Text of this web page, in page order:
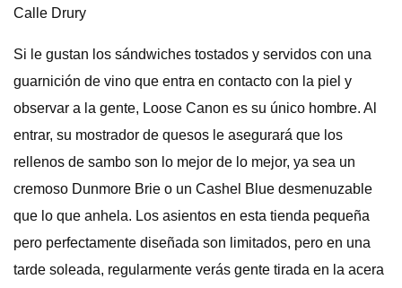
Calle Drury
Si le gustan los sándwiches tostados y servidos con una
guarnición de vino que entra en contacto con la piel y
observar a la gente, Loose Canon es su único hombre. Al
entrar, su mostrador de quesos le asegurará que los
rellenos de sambo son lo mejor de lo mejor, ya sea un
cremoso Dunmore Brie o un Cashel Blue desmenuzable
que lo que anhela. Los asientos en esta tienda pequeña
pero perfectamente diseñada son limitados, pero en una
tarde soleada, regularmente verás gente tirada en la acera